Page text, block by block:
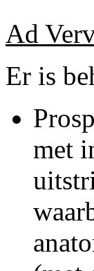
Ad
Er is
met